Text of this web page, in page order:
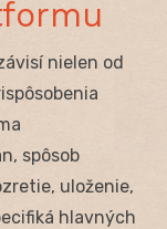
nielen od
spôsob
uloženie,
hlavných